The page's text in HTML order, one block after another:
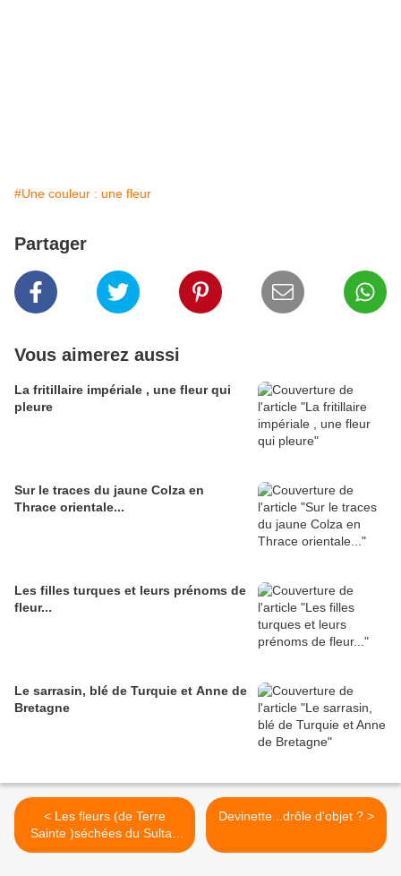
#Une couleur : une fleur
Partager
Vous aimerez aussi
La fritillaire impériale , une fleur qui
pleure
Sur le traces du jaune Colza en
Thrace orientale...
Les filles turques et leurs prénoms de
fleur...
Le sarrasin, blé de Turquie et Anne de
Bretagne
< Les fleurs (de Terre
Sainte )séchées du Sultan
Sultan Abdülhamid II
Devinette ..drôle d'objet ? >